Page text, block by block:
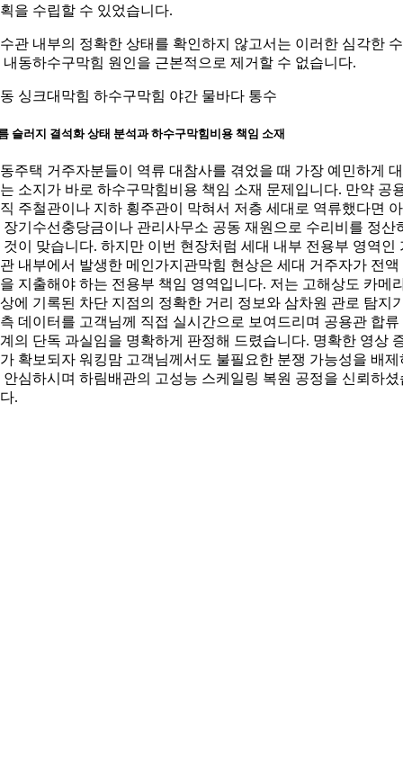
을 수립할 수 있었습니다.
관 내부의 정확한 상태를 확인하지 않고서는 이러한 심각한
내동하수구막힘 원인을 근본적으로 제거할 수 없습니다.
싱크대막힘 하수구막힘 야간 물바다 통수
슬러지 결석화 상태 분석과 하수구막힘비용 책임 소재
주택 거주자분들이 역류 대참사를 겪었을 때 가장 예민하게
소지가 바로 하수구막힘비용 책임 소재 문제입니다. 만약 공
주철관이나 지하 횡주관이 막혀서 저층 세대로 역류했다면
장기수선충당금이나 관리사무소 공동 재원으로 수리비를 정산
것이 맞습니다. 하지만 이번 현장처럼 세대 내부 전용부 영역인
내부에서 발생한 메인가지관막힘 현상은 세대 거주자가 전액
지출해야 하는 전용부 책임 영역입니다. 저는 고해상도 카메
에 기록된 차단 지점의 정확한 거리 정보와 삼차원 관로 탐지
데이터를 고객님께 직접 실시간으로 보여드리며 공용관 합류
의 단독 과실임을 명확하게 판정해 드렸습니다. 명확한 영상
확보되자 워킹맘 고객님께서도 불필요한 분쟁 가능성을 배제
안심하시며 하림배관의 고성능 스케일링 복원 공정을 신뢰하셨
.